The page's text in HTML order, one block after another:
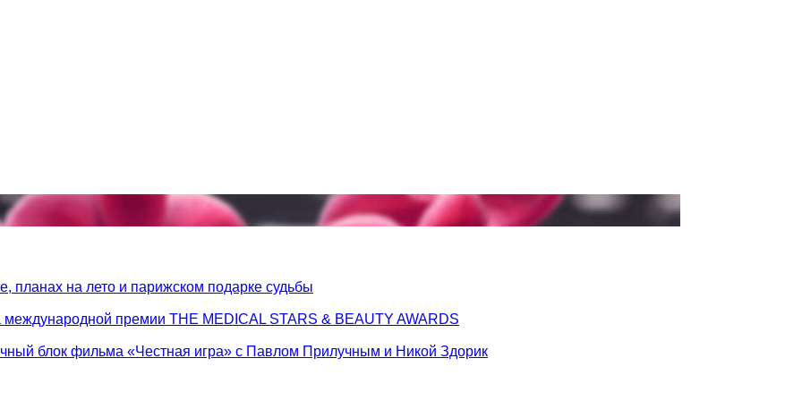
планах на лето и парижском подарке судьбы
премии THE MEDICAL STARS & BEAUTY AWARDS
блок фильма «Честная игра» с Павлом Прилучным и Никой Здорик